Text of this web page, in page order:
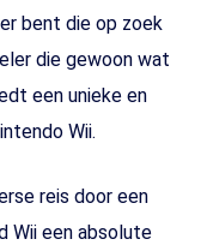
bent die op zoek
die gewoon wat
een unieke en
Wii.
reis door een
Wii een absolute